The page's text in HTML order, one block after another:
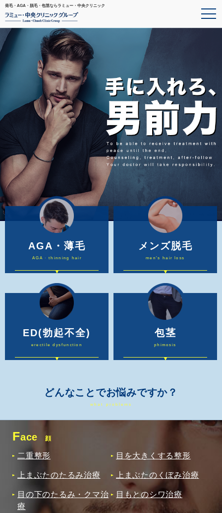
発毛・AGA・脱毛・包茎ならラミュー・中央クリニック
AGA・薄毛
AGA · thinning hair
メンズ脱毛
men's hair loss
ED(勃起不全)
erectile dysfunction
包茎
phimosis
どんなことでお悩みですか？
what problems
Face 顔
二重整形 目を大きくする整形
上まぶたのたるみ治療 上まぶたのくぼみ治療
目の下のたるみ・クマ治
療
目もとのシワ治療